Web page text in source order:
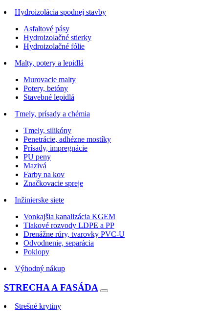
Hydroizolácia spodnej stavby
Asfaltové pásy
Hydroizolačné stierky
Hydroizolačné fólie
Malty, potery a lepidlá
Murovacie malty
Potery, betóny
Stavebné lepidlá
Tmely, prísady a chémia
Tmely, silikóny
Penetrácie, adhézne mostíky
Prísady, impregnácie
PU peny
Mazivá
Farby na kov
Značkovacie spreje
Inžinierske siete
Vonkajšia kanalizácia KGEM
Tlakové rozvody LDPE a PP
Drenážne rúry, tvarovky PVC-U
Odvodnenie, separácia
Poklopy
Výhodný nákup
STRECHA A FASÁDA
Strešné krytiny